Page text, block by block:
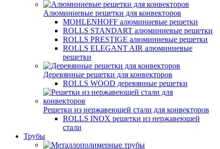
Алюминиевые решетки для конвекторов
MOHLENHOFF алюминиевые решетки
ROLLS STANDART алюминиевые решетки
ROLLS PRESTIGE алюминиевые решетки
ROLLS ELEGANT AIR алюминиевые
решетки
Деревянные решетки для конвекторов
ROLLS WOOD деревянные решетки
Решетки из нержавеющей стали для конвекторов
ROLLS INOX решетки из нержавеющей
стали
Трубы